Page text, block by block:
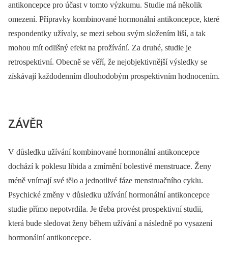
antikoncepce pro účast v tomto výzkumu. Studie má několik
omezení. Přípravky kombinované hormonální antikoncepce, které
respondentky užívaly, se mezi sebou svým složením liší, a tak
mohou mít odlišný efekt na prožívání. Za druhé, studie je
retrospektivní. Obecně se věří, že nejobjektivnější výsledky se
získávají každodenním dlouhodobým prospektivním hodnocením.
ZÁVĚR
V důsledku užívání kombinované hormonální antikoncepce
dochází k poklesu libida a zmírnění bolestivé menstruace. Ženy
méně vnímají své tělo a jednotlivé fáze menstruačního cyklu.
Psychické změny v důsledku užívání hormonální antikoncepce
studie přímo nepotvrdila. Je třeba provést prospektivní studii,
která bude sledovat ženy během užívání a následně po vysazení
hormonální antikoncepce.